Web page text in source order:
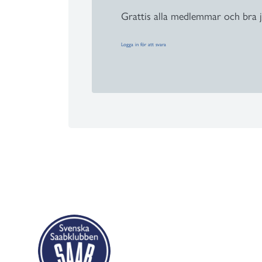
Grattis alla medlemmar och bra
Logga in för att svara